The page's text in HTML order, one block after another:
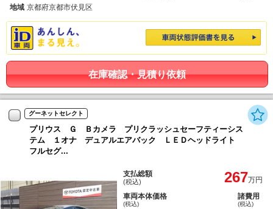
地域 京都府京都市伏見区
在庫確認・見積り依頼
グーネットセレクト
プリウス Ｇ Ｂカメラ プリクラッシュセーフティーシス
テム １オナ デュアルエアバック ＬＥＤヘッドライト
フルセグ...
支払総額
(税込) 267万円
車両本体価格
(税込)
諸費用
(税込)